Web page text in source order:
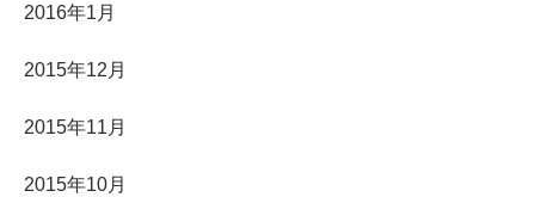
2016年1月
2015年12月
2015年11月
2015年10月